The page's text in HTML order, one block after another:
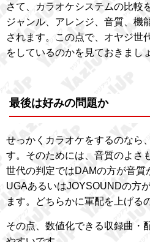
さて、カラオケシステムの比較
ジャンル、アレンジ、音質、機
されます。この点で、オヤジ世
をしているのかを見ておきまし
最後は好みの問題か
せっかくカラオケをするのなら
す。そのためには、音質のよさ
世代の判定ではDAMの方が音質
UGAあるいはJOYSOUNDの方
ます。どちらかに軍配を上げる
その点、数値化できる収録曲・